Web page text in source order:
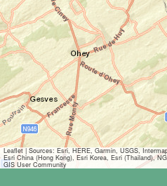
Leaflet | Sources: Esri, HERE, Garmin, USGS,
Esri China (Hong Kong), Esri Korea, Esri (Thailand),
GIS User Community